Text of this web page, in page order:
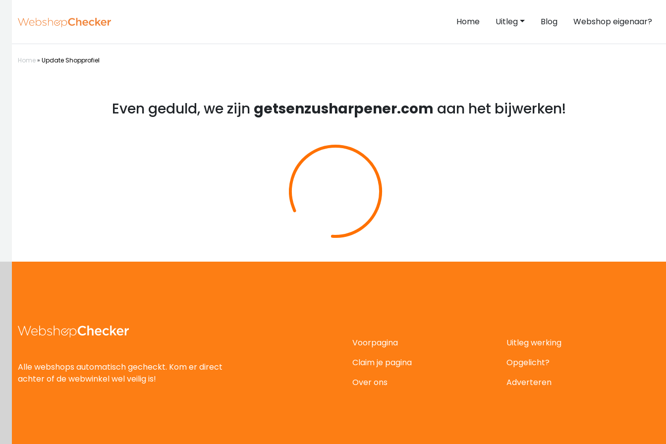
Home Uitleg Blog Webshop eigenaar?
Home» Update Shopprofiel
Even geduld, we zijn getsenzusharpener.com aan het bijwerken!
Alle webshops automatisch gecheckt. Kom er direct
achter of de webwinkel wel veilig is!
Voorpagina
Uitleg werking
Claim je pagina
Opgelicht?
Over ons
Adverteren